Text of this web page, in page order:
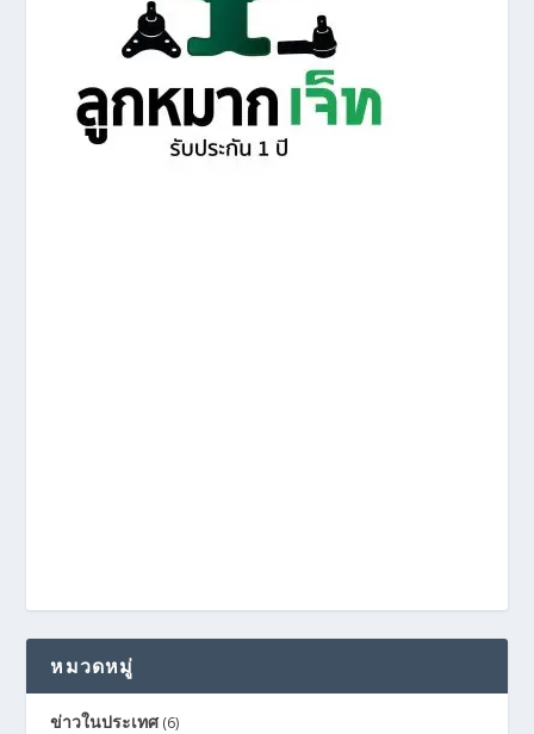
หมวดหมู่
ข่าวในประเทศ(6)